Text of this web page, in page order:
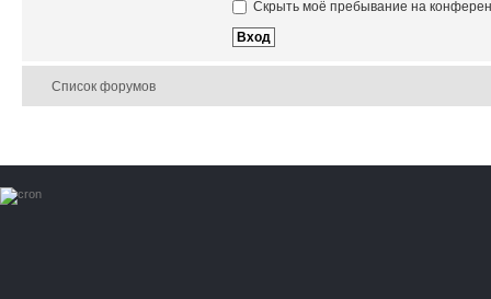
Скрыть моё пребывание на
Список форумов